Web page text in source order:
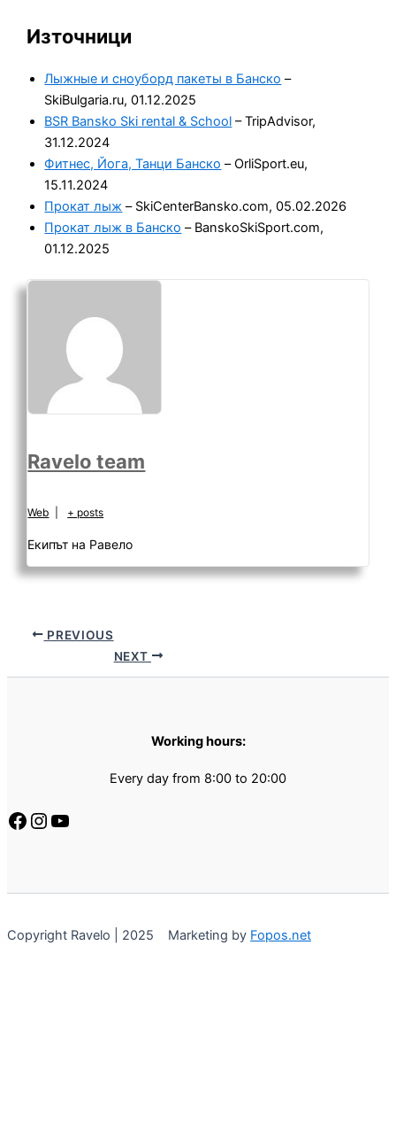
Източници
Лыжные и сноуборд пакеты в Банско –
SkiBulgaria.ru, 01.12.2025
BSR Bansko Ski rental & School – TripAdvisor,
31.12.2024
Фитнес, Йога, Танци Банско – OrliSport.eu,
15.11.2024
Прокат лыж – SkiCenterBansko.com, 05.02.2026
Прокат лыж в Банско – BanskoSkiSport.com,
01.12.2025
Ravelo team
Web + posts
Екипът на Равело
PREVIOUS
NEXT
Working hours:
Every day from 8:00 to 20:00
Copyright Ravelo | 2025 Marketing by Fopos.net